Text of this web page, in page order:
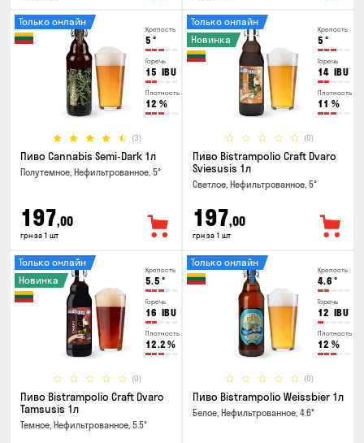
Крепость
5 °
Горечь
15 IBU
Плотность
12 %
(3)
Только онлайн
Пиво Cannabis Semi-Dark 1л
Полутемное, Нефильтрованное, 5°
197,00
грн за 1 шт
Крепость
5 °
Горечь
14 IBU
Плотность
11 %
(0)
Только онлайн
Новинка
Пиво Bistrampolio Craft Dvaro
Sviesusis 1л
Светлое, Нефильтрованное, 5°
197,00
грн за 1 шт
Крепость
5.5 °
Горечь
16 IBU
Плотность
12.2 %
(0)
Только онлайн
Новинка
Пиво Bistrampolio Craft Dvaro
Tamsusis 1л
Темное, Нефильтрованное, 5.5°
Крепость
4.6 °
Горечь
12 IBU
Плотность
12 %
(0)
Только онлайн
Пиво Bistrampolio Weissbier 1л
Белое, Нефильтрованное, 4.6°